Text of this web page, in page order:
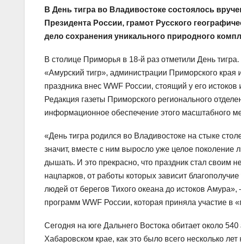
В День тигра во Владивостоке состоялось
Президента России, грамот Русского
дело сохранения уникального природного
В столице Приморья в 18-й раз отметили День
«Амурский тигр», администрации Приморского
праздника внес WWF России, стоящий у его
Редакция газеты Приморского регионального
информационное обеспечение этого масштабного
«День тигра родился во Владивостоке на стыке
значит, вместе с ним выросло уже целое поколение
дышать. И это прекрасно, что праздник стал своим
нацпарков, от работы которых зависит
людей от берегов Тихого океана до истоков
программ WWF России, которая приняла участие в
Сегодня на юге Дальнего Востока обитает около
Хабаровском крае, как это было всего несколько